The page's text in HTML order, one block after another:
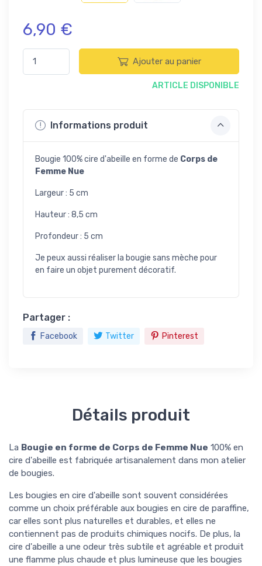
6,90 €
Ajouter au panier
ARTICLE DISPONIBLE
Informations produit
Bougie 100% cire d'abeille en forme de Corps de
Femme Nue
Largeur : 5 cm
Hauteur : 8,5 cm
Profondeur : 5 cm
Je peux aussi réaliser la bougie sans mèche pour
en faire un objet purement décoratif.
Partager :
Facebook Twitter Pinterest
Détails produit
La Bougie en forme de Corps de Femme Nue 100% en
cire d'abeille est fabriquée artisanalement dans mon atelier
de bougies.
Les bougies en cire d'abeille sont souvent considérées
comme un choix préférable aux bougies en cire de paraffine,
car elles sont plus naturelles et durables, et elles ne
contiennent pas de produits chimiques nocifs. De plus, la
cire d'abeille a une odeur très subtile et agréable et produit
une flamme plus chaude et plus lumineuse que les bougies